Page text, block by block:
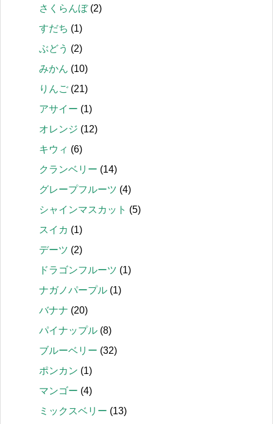
さくらんぼ(2)
すだち (1)
ぶどう (2)
みかん (10)
りんご (21)
アサイー (1)
オレンジ (12)
キウィ (6)
クランベリー (14)
グレープフルーツ (4)
シャインマスカット (5)
スイカ (1)
デーツ (2)
ドラゴンフルーツ (1)
ナガノパープル (1)
バナナ (20)
パイナップル (8)
ブルーベリー (32)
ポンカン (1)
マンゴー (4)
ミックスベリー (13)